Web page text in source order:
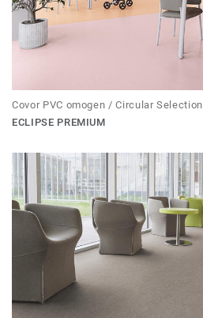
Covor PVC omogen / Circular Selection
ECLIPSE PREMIUM